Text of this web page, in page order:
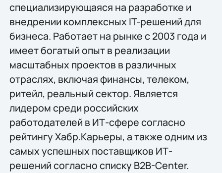
специализирующаяся на разработке и
внедрении комплексных IT-решений для
бизнеса. Работает на рынке с 2003 года и
имеет богатый опыт в реализации
масштабных проектов в различных
отраслях, включая финансы, телеком,
ритейл, реальный сектор. Является
лидером среди российских
работодателей в ИТ-сфере согласно
рейтингу Хабр.Карьеры, а также одним из
самых успешных поставщиков ИТ-
решений согласно списку B2B-Center.